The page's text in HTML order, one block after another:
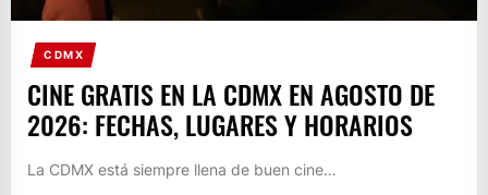
CDMX
CINE GRATIS EN LA CDMX EN AGOSTO DE
2026: FECHAS, LUGARES Y HORARIOS
La CDMX está siempre llena de buen cine…